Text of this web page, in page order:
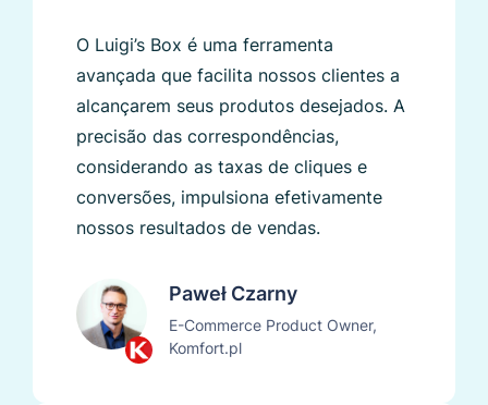
O Luigi’s Box é uma ferramenta
avançada que facilita nossos clientes a
alcançarem seus produtos desejados. A
precisão das correspondências,
considerando as taxas de cliques e
conversões, impulsiona efetivamente
nossos resultados de vendas.
Paweł Czarny
E-Commerce Product Owner,
Komfort.pl